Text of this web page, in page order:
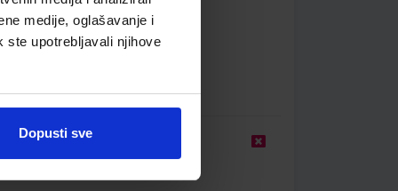
medije, oglašavanje i
ste upotrebljavali njihove
Dopusti sve
10,20 €